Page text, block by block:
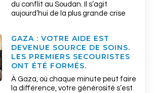
du conflit au Soudan. Il s’agit
aujourd’hui de la plus grande crise
GAZA : VOTRE AIDE EST
DEVENUE SOURCE DE SOINS.
LES PREMIERS SECOURISTES
ONT ÉTÉ FORMÉS.
À Gaza, où chaque minute peut faire
la différence, votre générosité s’est